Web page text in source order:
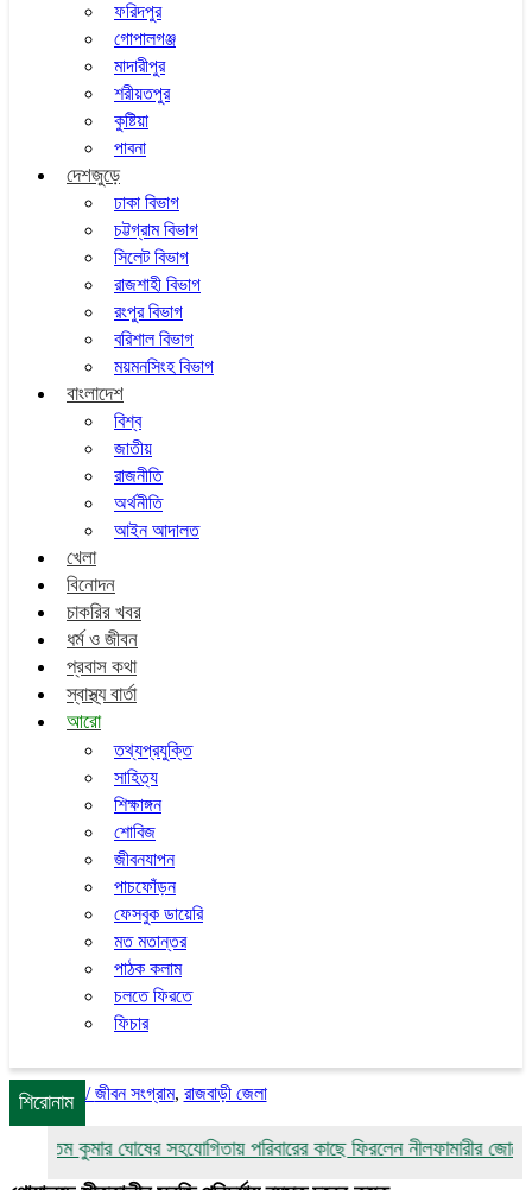
ফরিদপুর
গোপালগঞ্জ
মাদারীপুর
শরীয়তপুর
কুষ্টিয়া
পাবনা
দেশজুড়ে
ঢাকা বিভাগ
চট্টগ্রাম বিভাগ
সিলেট বিভাগ
রাজশাহী বিভাগ
রংপুর বিভাগ
বরিশাল বিভাগ
ময়মনসিংহ বিভাগ
বাংলাদেশ
বিশ্ব
জাতীয়
রাজনীতি
অর্থনীতি
আইন আদালত
খেলা
বিনোদন
চাকরির খবর
ধর্ম ও জীবন
প্রবাস কথা
স্বাস্থ্য বার্তা
আরো
তথ্যপ্রযুক্তি
সাহিত্য
শিক্ষাঙ্গন
শোবিজ
জীবনযাপন
পাচফোঁড়ন
ফেসবুক ডায়েরি
মত মতান্তর
পাঠক কলাম
চলতে ফিরতে
ফিচার
শিরোনাম
কুমার ঘোষের সহযোগিতায় পরিবারের কাছে ফিরলেন নীলফামারীর জোবেদা
/জীবন সংগ্রাম, রাজবাড়ী জেলা